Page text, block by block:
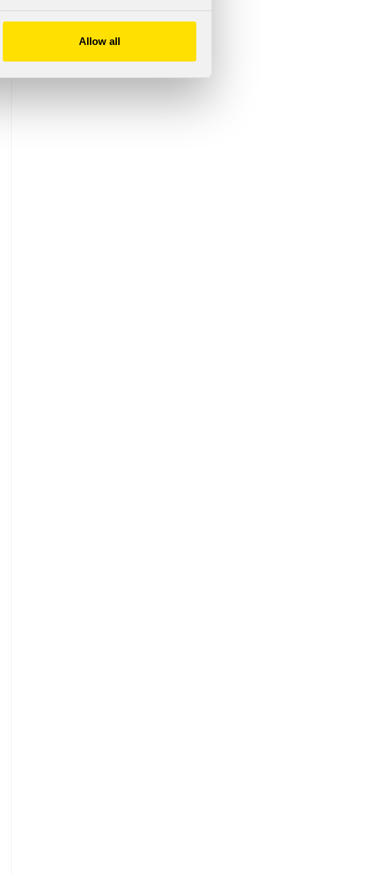
Allow all